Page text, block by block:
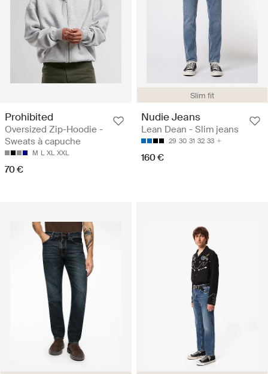
Prohibited
Oversized Zip-Hoodie -
Sweats à capuche
M L XL XXL
70 €
Slim fit
Nudie Jeans
Lean Dean - Slim jeans
29 30 31 32 33
160 €